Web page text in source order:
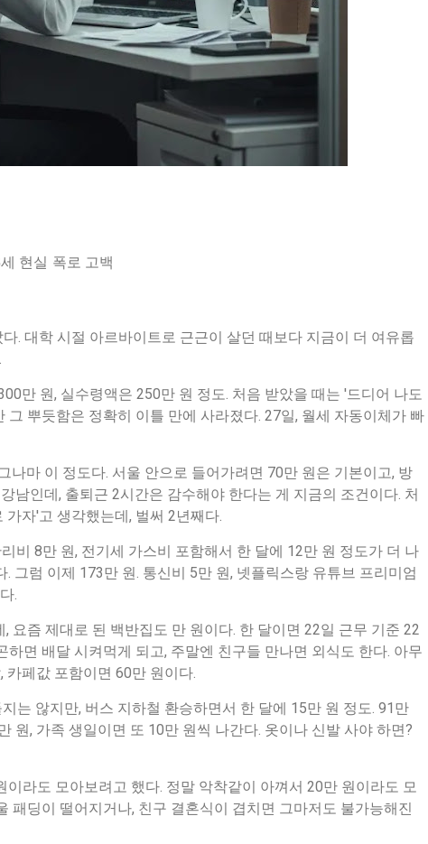
현실 폭로 고백
. 대학 시절 아르바이트로 근근이 살던 때보다 지금이 더 여유롭
만 원, 실수령액은 250만 원 정도. 처음 받았을 때는 '드디어 나도
뿌듯함은 정확히 이틀 만에 사라졌다. 27일, 월세 자동이체가 빠
나마 이 정도다. 서울 안으로 들어가려면 70만 원은 기본이고, 방
남인데, 출퇴근 2시간은 감수해야 한다는 게 지금의 조건이다. 처
자'고 생각했는데, 벌써 2년째다.
비 8만 원, 전기세 가스비 포함해서 한 달에 12만 원 정도가 더 나
그럼 이제 173만 원. 통신비 5만 원, 넷플릭스랑 유튜브 프리미엄
.
요즘 제대로 된 백반집도 만 원이다. 한 달이면 22일 근무 기준 22
면 배달 시켜먹게 되고, 주말엔 친구들 만나면 외식도 한다. 아무
페값 포함이면 60만 원이다.
는 않지만, 버스 지하철 환승하면서 한 달에 15만 원 정도. 91만
원, 가족 생일이면 또 10만 원씩 나간다. 옷이나 신발 사야 하면?
라도 모아보려고 했다. 정말 악착같이 아껴서 20만 원이라도 모
패딩이 떨어지거나, 친구 결혼식이 겹치면 그마저도 불가능해진